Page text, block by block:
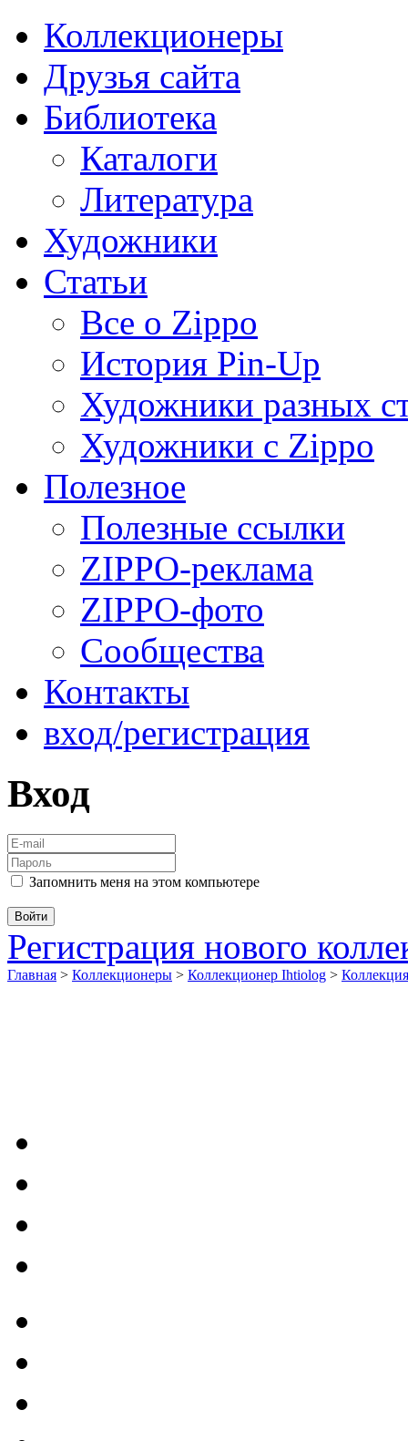
Коллекционеры
Друзья сайта
Библиотека
Каталоги
Литература
Художники
Статьи
Все о Zippo
История Pin-Up
Художники разных
Художники с Zippo
Полезное
Полезные ссылки
ZIPPO-реклама
ZIPPO-фото
Сообщества
Контакты
вход/регистрация
Вход
Запомнить меня на этом компьютере
Регистрация нового
Главная > Коллекционеры > Коллекционер Ihtiolog >